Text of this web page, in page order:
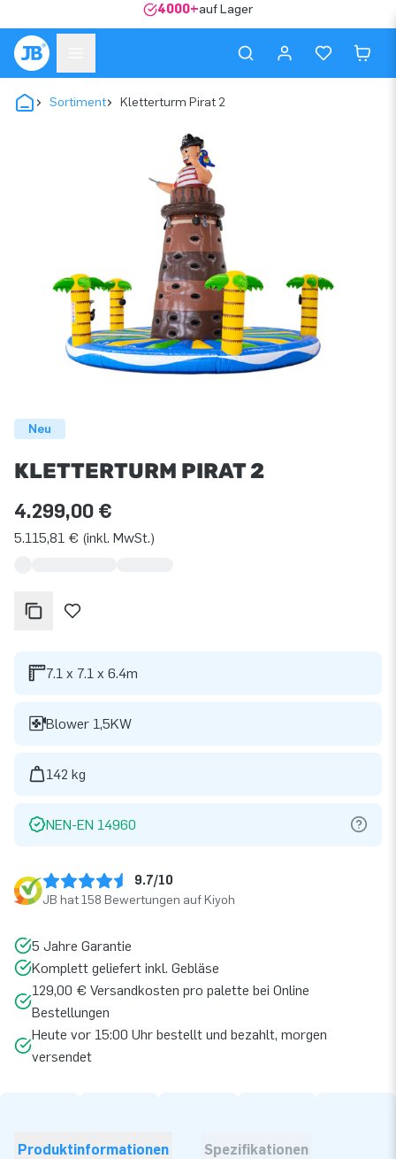
4000+auf Lager
Sortiment Kletterturm Pirat 2
Neu
KLETTERTURM PIRAT 2
4.299,00 €
5.115,81 € (inkl. MwSt.)
7.1 x 7.1 x 6.4m
Blower 1,5KW
142 kg
NEN-EN 14960
9.7/10
JB hat 158 Bewertungen auf Kiyoh
5 Jahre Garantie
Komplett geliefert inkl. Gebläse
129,00 € Versandkosten pro palette bei Online
Bestellungen
Heute vor 15:00 Uhr bestellt und bezahlt, morgen
versendet
Produktinformationen Spezifikationen